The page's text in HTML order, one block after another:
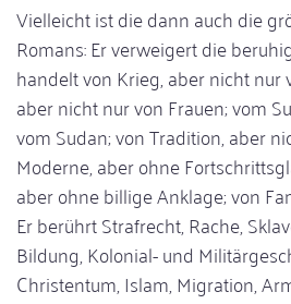
Vielleicht ist die dann auch die
Romans: Er verweigert die
handelt von Krieg, aber nicht nur
aber nicht nur von Frauen; vom
vom Sudan; von Tradition, aber
Moderne, aber ohne
aber ohne billige Anklage; von
Er berührt Strafrecht, Rache,
Bildung, Kolonial- und
Christentum, Islam, Migration,